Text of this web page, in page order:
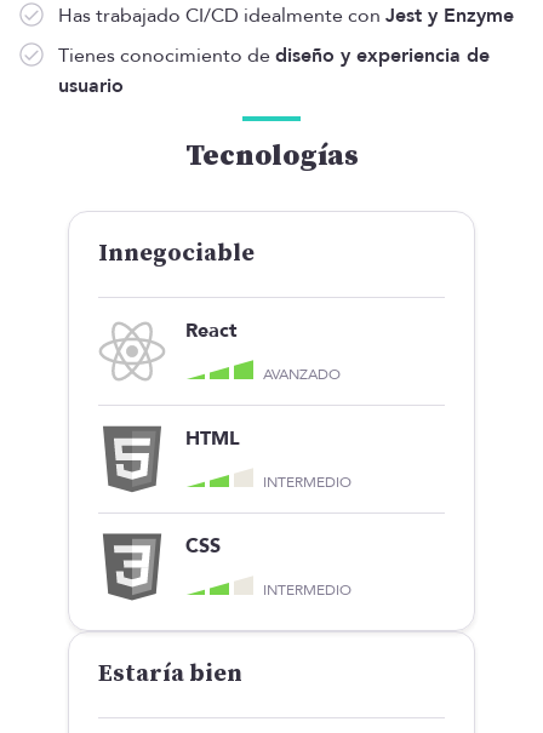
Has trabajado CI/CD idealmente con Jest y Enzyme
Tienes conocimiento dediseño y experiencia de
usuario
Tecnologías
Innegociable
React
AVANZADO
HTML
INTERMEDIO
CSS
INTERMEDIO
Estaría bien